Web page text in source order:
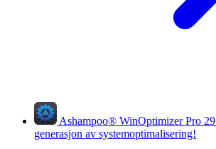
Ashampoo® WinOptimizer Pro 29
generasjon av systemoptimalisering!